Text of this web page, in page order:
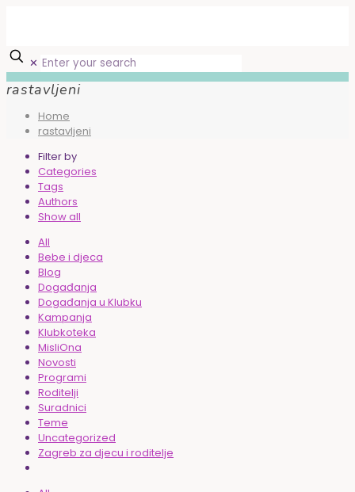
✕
rastavljeni
Home
rastavljeni
Filter by
Categories
Tags
Authors
Show all
All
Bebe i djeca
Blog
Događanja
Događanja u Klubku
Kampanja
Klubkoteka
MisliOna
Novosti
Programi
Roditelji
Suradnici
Teme
Uncategorized
Zagreb za djecu i roditelje